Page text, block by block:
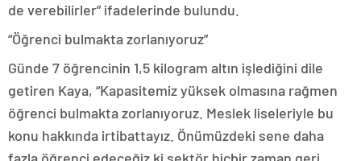
de verebilirler” ifadelerinde bulundu.
“Öğrenci bulmakta zorlanıyoruz”
Günde 7 öğrencinin 1,5 kilogram altın işlediğini dile
getiren Kaya, “Kapasitemiz yüksek olmasına rağmen
öğrenci bulmakta zorlanıyoruz. Meslek liseleriyle bu
konu hakkında irtibattayız. Önümüzdeki sene daha